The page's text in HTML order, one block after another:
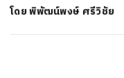
โดยพิพัฒน์พงษ์ ศรีวิชัย